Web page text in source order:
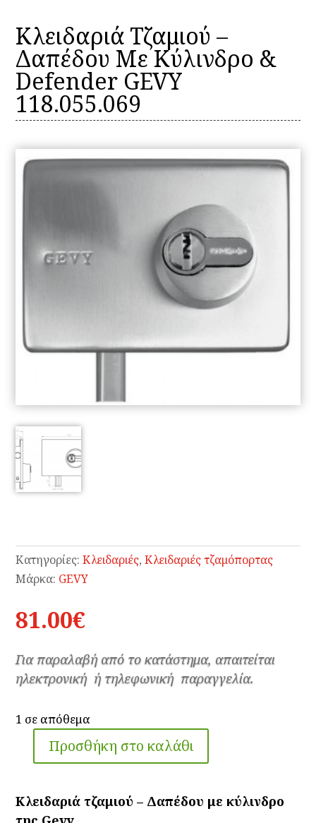
Κλειδαριά Τζαμιού –
Δαπέδου Με Κύλινδρο &
Defender GEVY
118.055.069
Κατηγορίες:Κλειδαριές,Κλειδαριές τζαμόπορτας
Μάρκα: GEVY
81.00€
Για παραλαβή από το κατάστημα, απαιτείται
ηλεκτρονική ή τηλεφωνική παραγγελία.
1 σε απόθεμα
Κλειδαριά
-
Δαπέδου
Προσθήκη στο καλάθι
Κλειδαριά τζαμιού – Δαπέδου με κύλινδρο